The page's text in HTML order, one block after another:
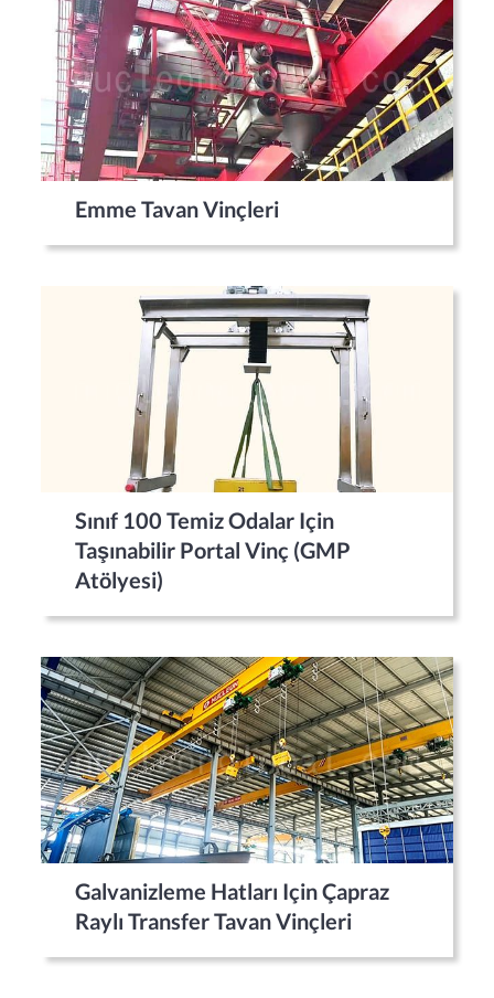
Emme Tavan Vinçleri
Sınıf 100 Temiz Odalar Için
Taşınabilir Portal Vinç (GMP
Atölyesi)
Galvanizleme Hatları Için Çapraz
Raylı Transfer Tavan Vinçleri